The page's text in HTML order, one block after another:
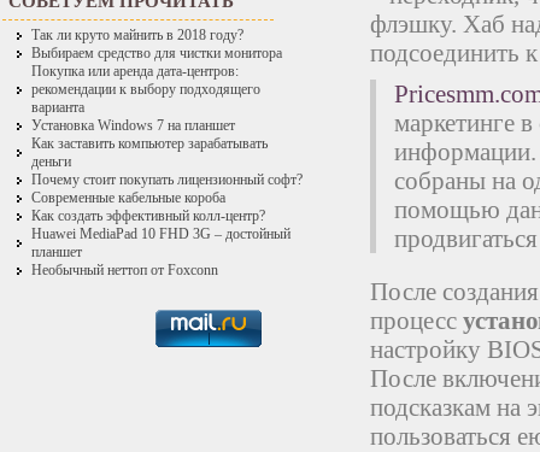
Так ли круто майнить в 2018 году?
Выбираем средство для чистки монитора
Покупка или аренда дата-центров:
рекомендации к выбору подходящего
варианта
Установка Windows 7 на планшет
Как заставить компьютер зарабатывать
деньги
Почему стоит покупать лицензионный софт?
Современные кабельные короба
Как создать эффективный колл-центр?
Huawei MediaPad 10 FHD 3G – достойный
планшет
Необычный неттоп от Foxconn
флэшку. Хаб
подсоединить
маркетинге
информации.
собраны на
помощью
После
процесс
настройку
После
подсказкам на
пользоваться